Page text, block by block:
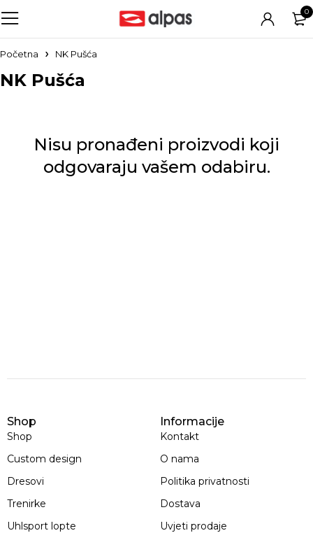
0
Početna NK Pušća
NK Pušća
Nisu pronađeni proizvodi koji
odgovaraju vašem odabiru.
Shop
Shop
Custom design
Dresovi
Trenirke
Uhlsport lopte
Informacije
Kontakt
O nama
Politika privatnosti
Dostava
Uvjeti prodaje